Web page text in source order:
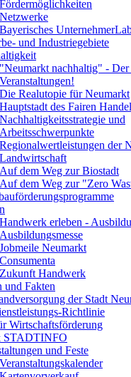
Fördermöglichkeiten
Netzwerke
Bayerisches
und Industriegebiete
"Neumarkt nachhaltig" -
Veranstaltungen!
Die Realutopie für Neumarkt
Hauptstadt des Fairen
Nachhaltigkeitsstrategie und
Arbeitsschwerpunkte
Regionalwertleistungen der
Landwirtschaft
Auf dem Weg zur Biostadt
Auf dem Weg zur "Zero
Handwerk erleben -
Ausbildungsmesse
Jobmeile Neumarkt
Consumenta
Zukunft Handwerk
und Fakten
der Stadt
Richtlinie
Wirtschaftsförderung
und Feste
Veranstaltungskalender